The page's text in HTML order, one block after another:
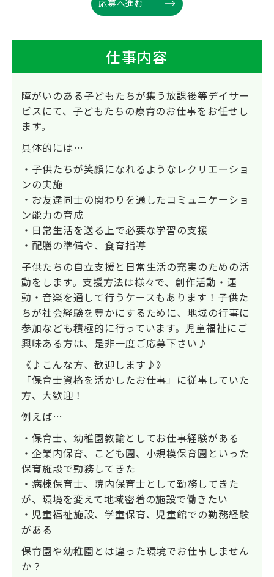
応募へ進む
仕事内容
障がいのある子どもたちが集う放課後等デイサー
ビスにて、子どもたちの療育のお仕事をお任せし
ます。
具体的には…
・子供たちが笑顔になれるようなレクリエーショ
ンの実施
・お友達同士の関わりを通したコミュニケーショ
ン能力の育成
・日常生活を送る上で必要な学習の支援
・配膳の準備や、食育指導
子供たちの自立支援と日常生活の充実のための活
動をします。支援方法は様々で、創作活動・運
動・音楽を通して行うケースもあります！子供た
ちが社会経験を豊かにするために、地域の行事に
参加なども積極的に行っています。児童福祉にご
興味ある方は、是非一度ご応募下さい♪
《♪こんな方、歓迎します♪》
「保育士資格を活かしたお仕事」に従事していた
方、大歓迎！
例えば…
・保育士、幼稚園教諭としてお仕事経験がある
・企業内保育、こども園、小規模保育園といった
保育施設で勤務してきた
・病棟保育士、院内保育士として勤務してきた
が、環境を変えて地域密着の施設で働きたい
・児童福祉施設、学童保育、児童館での勤務経験
がある
保育園や幼稚園とは違った環境でお仕事しません
か？